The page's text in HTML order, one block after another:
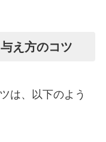
え方のコツ
は、以下のよう